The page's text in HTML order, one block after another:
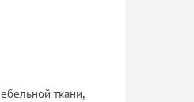
ткани,